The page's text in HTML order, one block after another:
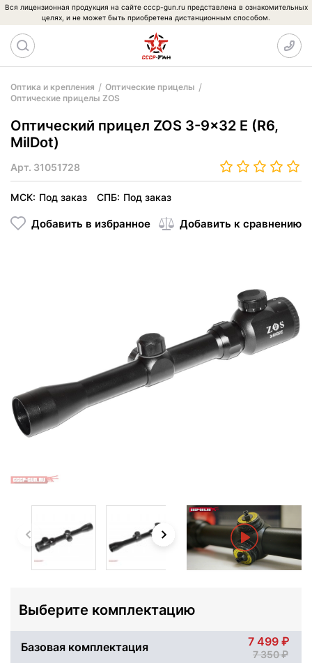
Вся лицензионная продукция на сайте cccp-gun.ru представлена в ознакомительных
целях, и не может быть приобретена дистанционным способом.
Оптика и крепления
Оптические прицелы
Оптические прицелы ZOS
Оптический прицел ZOS 3-9x32 E (R6,
MilDot)
Арт. 31051728
МСК: Под заказ СПБ: Под заказ
Добавить в избранное Добавить к сравнению
Выберите комплектацию
Базовая комплектация 7 499
7 350